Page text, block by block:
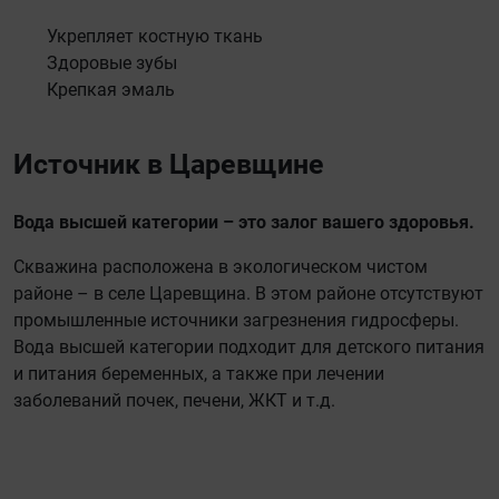
Укрепляет костную ткань
Здоровые зубы
Крепкая эмаль
Источник в Царевщине
Вода высшей категории – это залог вашего здоровья.
Скважина расположена в экологическом чистом
районе – в селе Царевщина. В этом районе отсутствуют
промышленные источники загрезнения гидросферы.
Вода высшей категории подходит для детского питания
и питания беременных, а также при лечении
заболеваний почек, печени, ЖКТ и т.д.